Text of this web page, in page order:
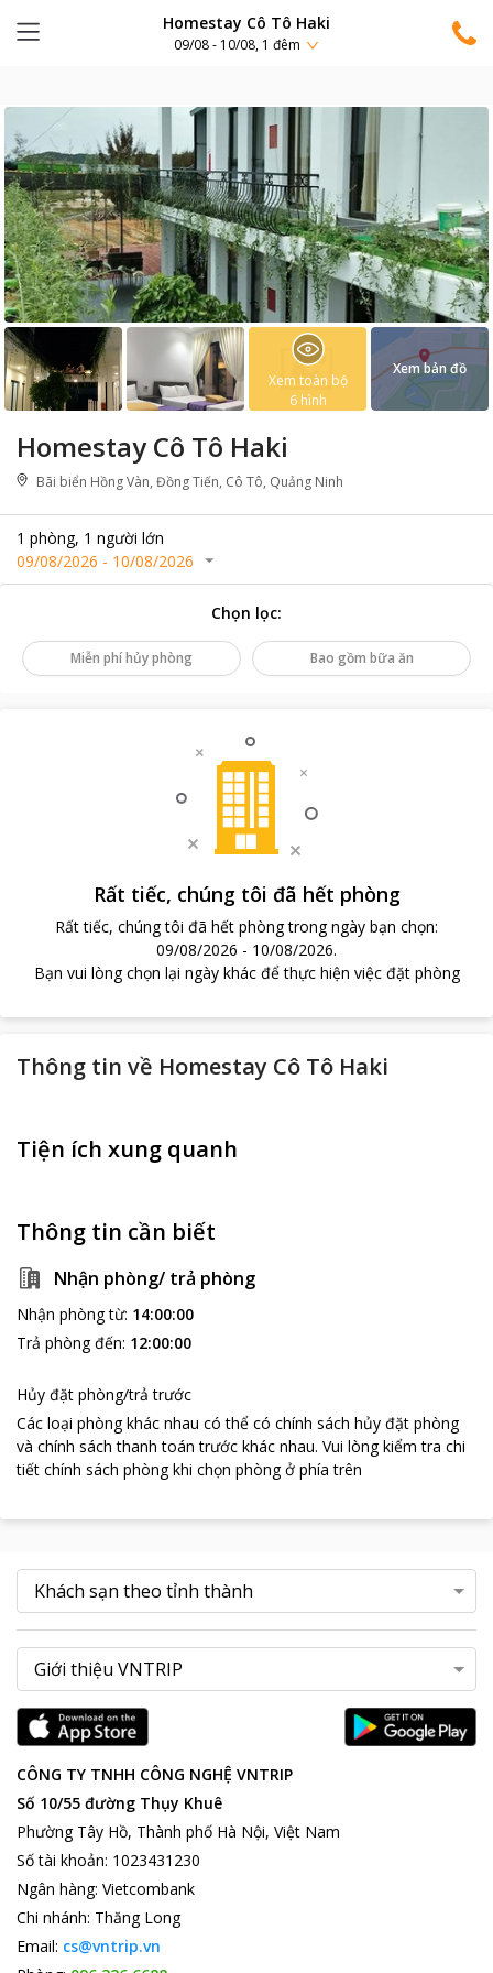
Homestay Cô Tô Haki
09/08 - 10/08, 1 đêm
Homestay Cô Tô Haki
Bãi biển Hồng Vàn, Đồng Tiến, Cô Tô, Quảng Ninh
1 phòng, 1 người lớn
09/08/2026 - 10/08/2026
Xem toàn bộ
6 hình
Xem bản đồ
Chọn lọc:
Miễn phí hủy phòng Bao gồm bữa ăn
Rất tiếc, chúng tôi đã hết phòng
Rất tiếc, chúng tôi đã hết phòng trong ngày bạn chọn:
09/08/2026 - 10/08/2026.
Bạn vui lòng chọn lại ngày khác để thực hiện việc đặt phòng
Thông tin về Homestay Cô Tô Haki
Tiện ích xung quanh
Thông tin cần biết
Nhận phòng/ trả phòng
Nhận phòng từ: 14:00:00
Trả phòng đến: 12:00:00
Hủy đặt phòng/trả trước
Các loại phòng khác nhau có thể có chính sách hủy đặt phòng
và chính sách thanh toán trước khác nhau. Vui lòng kiểm tra chi
tiết chính sách phòng khi chọn phòng ở phía trên
CÔNG TY TNHH CÔNG NGHỆ VNTRIP
Số 10/55 đường Thụy Khuê
Phường Tây Hồ, Thành phố Hà Nội, Việt Nam
Số tài khoản: 1023431230
Ngân hàng: Vietcombank
Chi nhánh: Thăng Long
Email: cs@vntrip.vn